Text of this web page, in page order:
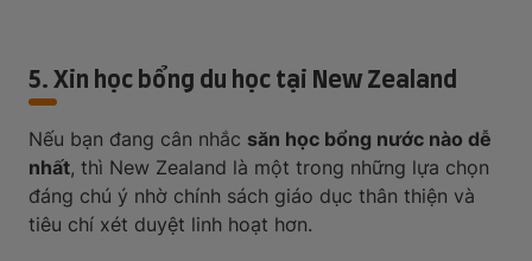
5. Xin học bổng du học tại New Zealand
Nếu bạn đang cân nhắc săn học bổng nước nào dễ
nhất, thì New Zealand là một trong những lựa chọn
đáng chú ý nhờ chính sách giáo dục thân thiện và
tiêu chí xét duyệt linh hoạt hơn.